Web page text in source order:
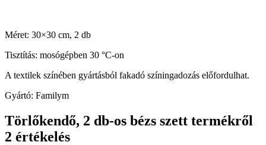
Méret: 30×30 cm, 2 db
Tisztítás: mosógépben 30 °C-on
A textilek színében gyártásból fakadó színingadozás előfordulhat.
Gyártó: Familym
Törlőkendő, 2 db-os bézs szett termékről
2 értékelés